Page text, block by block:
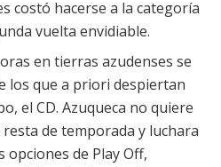
costó hacerse a la categoría
vuelta envidiable.
en tierras azudenses se
los que a priori despiertan
el CD. Azuqueca no quiere
de temporada y luchara
opciones de Play Off,